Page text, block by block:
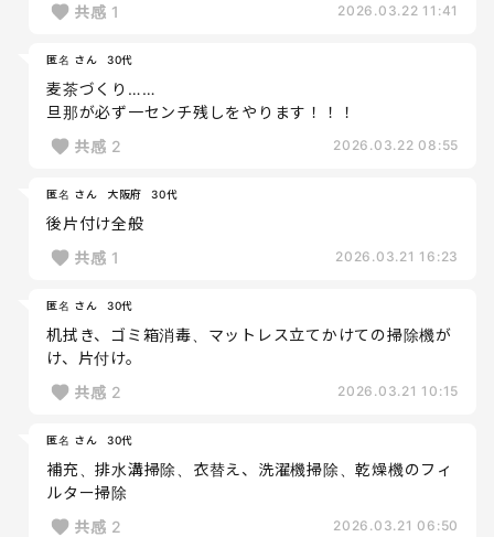
共感 1 2026.03.22 11:41
匿名 さん 30代
麦茶づくり……
旦那が必ず一センチ残しをやります！！！
共感 2 2026.03.22 08:55
匿名 さん 大阪府 30代
後片付け全般
共感 1 2026.03.21 16:23
匿名 さん 30代
机拭き、ゴミ箱消毒、マットレス立てかけての掃除機が
け、片付け。
共感 2 2026.03.21 10:15
匿名 さん 30代
補充、排水溝掃除、衣替え、洗濯機掃除、乾燥機のフィ
ルター掃除
共感 2 2026.03.21 06:50